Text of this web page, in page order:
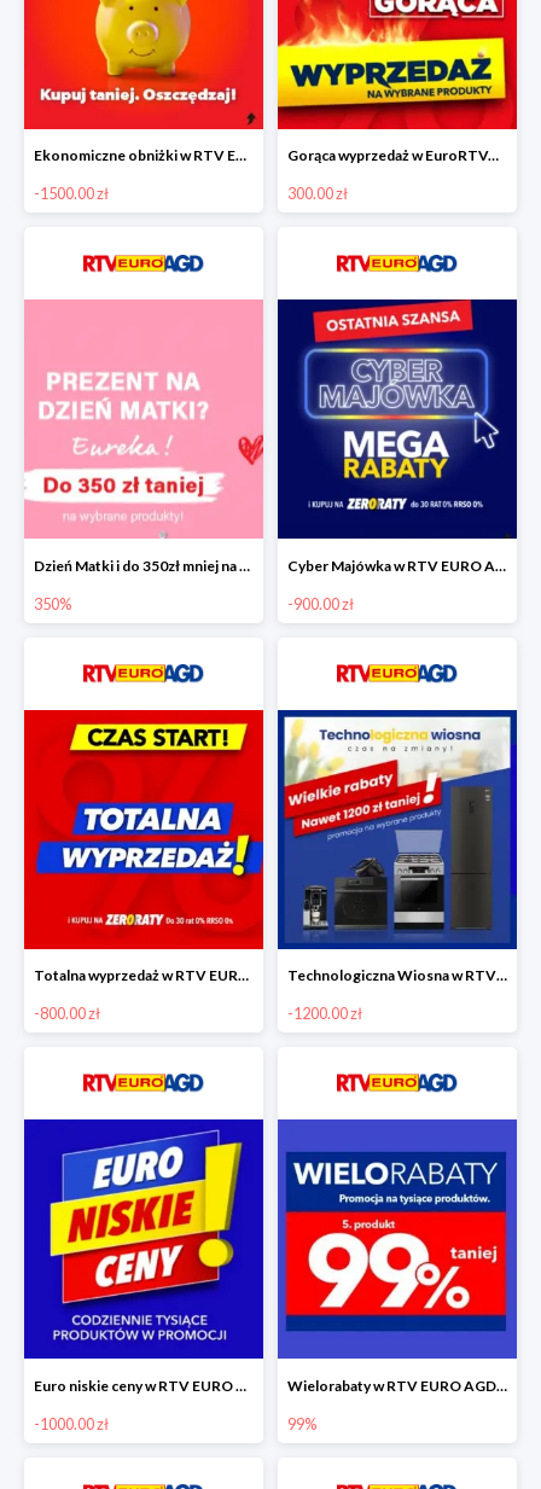
Ekonomiczne obniżki w RTV EURO AGD do -1500 zł
-1500.00 zł
Gorąca wyprzedaż w EuroRTVAGD
300.00 zł
Dzień Matki i do 350zł mniej na wybrane produkty
350%
Cyber Majówka w RTV EURO AGD do -900 zł
-900.00 zł
Totalna wyprzedaż w RTV EURO AGD do -800 zł
-800.00 zł
Technologiczna Wiosna w RTV EURO AGD - rabaty do -1200 zł
-1200.00 zł
Euro niskie ceny w RTV EURO AGD do -1000 zł
-1000.00 zł
Wielorabaty w RTV EURO AGD - piąty produkt -99%
99%